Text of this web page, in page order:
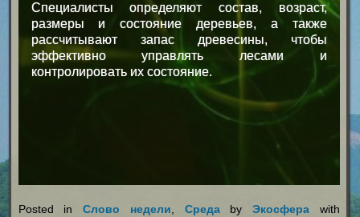
Специалисты определяют состав, возраст,
размеры и состояние деревьев, а также
рассчитывают запас древесины, чтобы
эффективно управлять лесами и
контролировать их состояние.
Posted inСлово недели СредаbyЭкосфера with